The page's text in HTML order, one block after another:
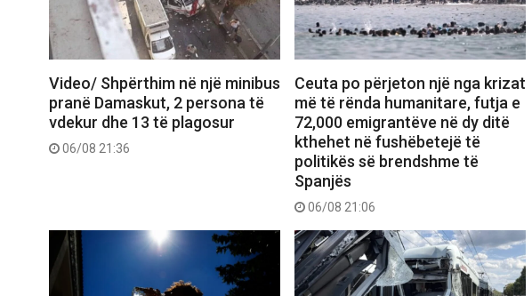
Video/ Shpërthim në një minibus
pranë Damaskut, 2 persona të
vdekur dhe 13 të plagosur
06/08 21:36
Ceuta po përjeton një nga krizat
më të rënda humanitare, futja e
72,000 emigrantëve në dy ditë
kthehet në fushëbetejë të
politikës së brendshme të
Spanjës
06/08 21:06